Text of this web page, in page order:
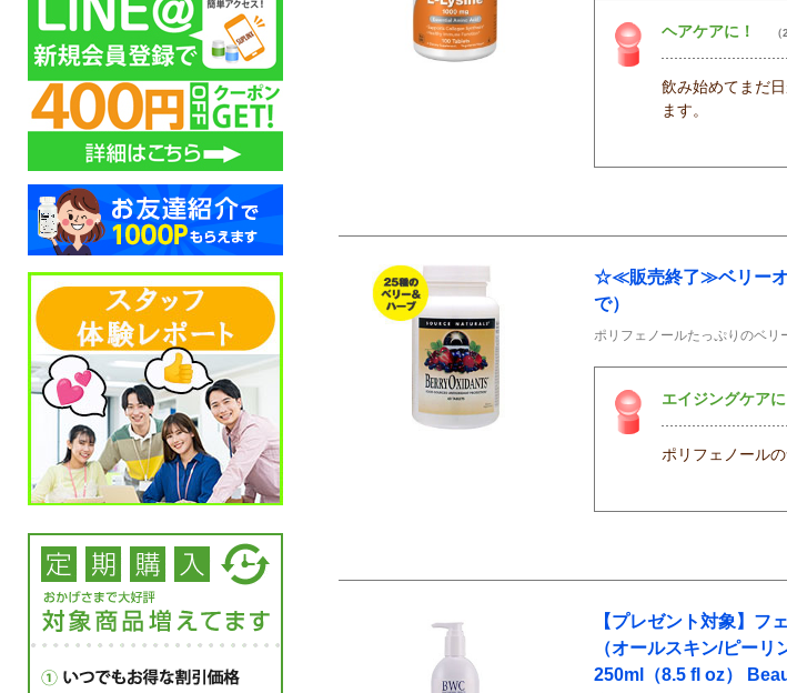
ヘアケアに！
飲み始めてまだ
ます。
☆≪販売終了≫ベリーオ
で）
ポリフェノールたっぷりのベリ
エイジングケアに
ポリフェノール
【プレゼント対象】フ
（オールスキン/ピー
250ml（8.5 fl oz）